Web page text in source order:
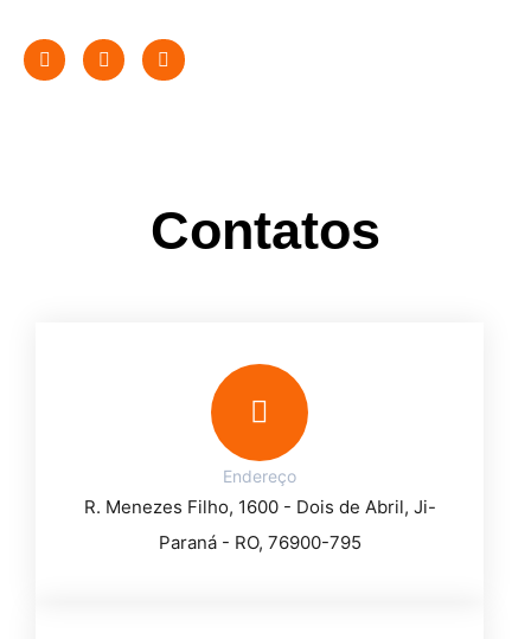
Contatos
Endereço
R. Menezes Filho, 1600 - Dois de Abril, Ji-
Paraná - RO, 76900-795